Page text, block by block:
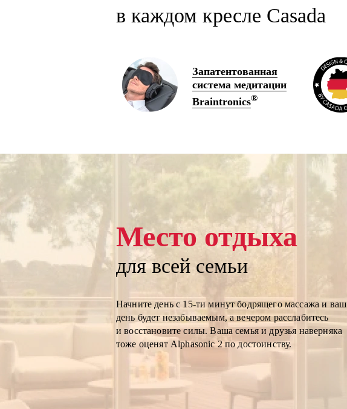
в каждом кресле Casada
Запатентованная
система медитации
Braintronics®
Место отдыха
для всей семьи
Начните день с 15-ти минут бодрящего массажа и ваш
день будет незабываемым, а вечером расслабитесь
и восстановите силы. Ваша семья и друзья наверняка
тоже оценят Alphasonic 2 по достоинству.